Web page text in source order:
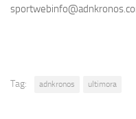
Tag: adnkronos ultimora